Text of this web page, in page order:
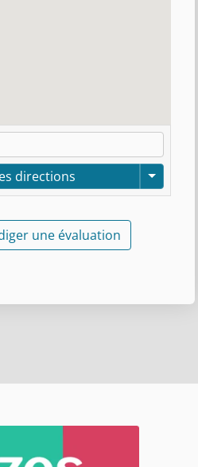
directions
une évaluation